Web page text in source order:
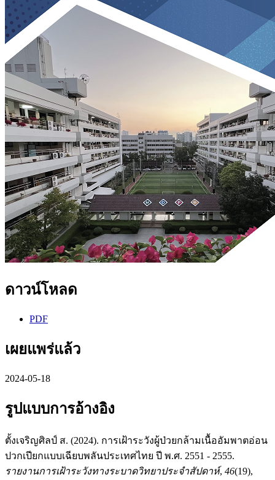
ดาวน์โหลด
PDF
เผยแพร่แล้ว
2024-05-18
รูปแบบการอ้างอิง
ตั้งเจริญศิลป์ ส. (2024). การเฝ้าระวังผู้ป่วยกล้ามเนื้ออัมพาตอ่อน
ปวกเปียกแบบเฉียบพลันประเทศไทย ปี พ.ศ. 2551 - 2555.
รายงานการเฝ้าระวังทางระบาดวิทยาประจำสัปดาห์, 46(19),